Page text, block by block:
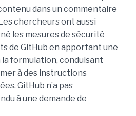
dans un commentaire
chercheurs ont aussi
les mesures de sécurité
de GitHub en apportant une
formulation, conduisant
à des instructions
GitHub n’a pas
à une demande de